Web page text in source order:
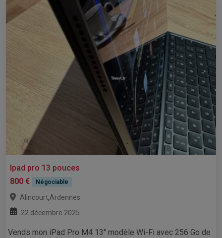
Ipad pro 13 pouces
800 €
Négociable
Alincourt,Ardennes
22 décembre 2025
Vends mon iPad Pro M4 13" modèle Wi-Fi avec 256 Go de